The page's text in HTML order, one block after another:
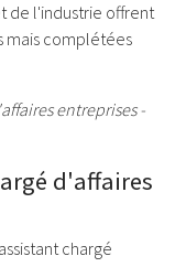
de l'industrie offrent
mais complétées
entreprises -
d'affaires
chargé